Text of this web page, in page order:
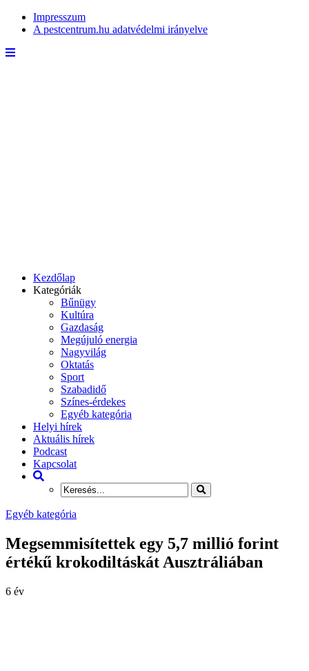
Impresszum
A pestcentrum.hu adatvédelmi irányelve
Kezdőlap
Kategóriák
Bűnügy
Kultúra
Gazdaság
Megújuló energia
Nagyvilág
Oktatás
Sport
Szabadidő
Színes-érdekes
Egyéb kategória
Helyi hírek
Aktuális hírek
Podcast
Kapcsolat
Egyéb kategória
Megsemmisítettek egy 5,7 millió forint
értékű krokodiltáskát Ausztráliában
6 év